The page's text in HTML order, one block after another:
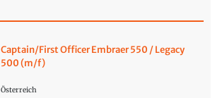
Captain/First Officer Embraer 550 / Legacy
500 (m/f)
Österreich